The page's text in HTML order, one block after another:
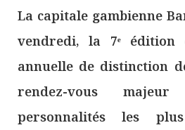
La capitale gambienne
vendredi, la 7ᵉ édition
annuelle de distinction
rendez-vous
personnalités les